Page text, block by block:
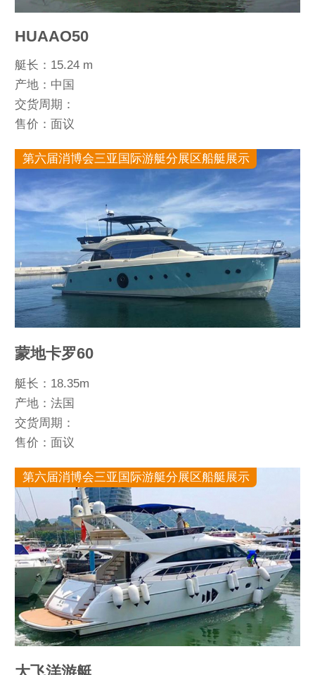
HUAAO50
艇长：15.24 m
产地：中国
交货周期：
售价：面议
第六届消博会三亚国际游艇分展区船艇展示
蒙地卡罗60
艇长：18.35m
产地：法国
交货周期：
售价：面议
第六届消博会三亚国际游艇分展区船艇展示